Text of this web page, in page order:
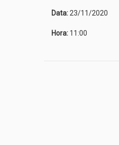
Data: 23/11/2020
Hora: 11:00